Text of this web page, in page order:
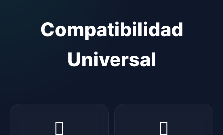
Compatibilidad
Universal